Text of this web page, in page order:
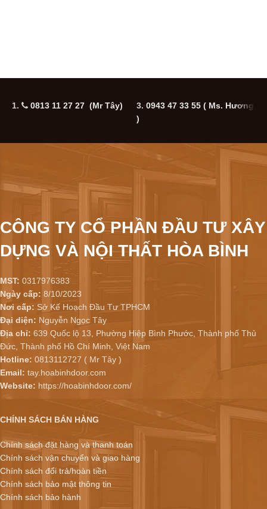
1. 0813 11 27 27 (Mr Tây) 3. 0943 47 33 55 ( Ms. Hương
)
CÔNG TY CỔ PHẦN ĐẦU TƯ XÂY
DỰNG VÀ NỘI THẤT HÒA BÌNH
MST: 0317976383
Ngày cấp: 8/10/2023
Nơi cấp: Sở Kế Hoạch Đầu Tư TPHCM
Đại diện: Nguyễn Ngọc Tây
Địa chỉ: 639 Quốc lộ 13, Phường Hiệp Bình Phước, Thành phố Thủ
Đức, Thành phố Hồ Chí Minh, Việt Nam
Hotline: 0813112727 ( Mr Tây )
Email: tay.hoabinhdoor.com
Website: https://hoabinhdoor.com/
CHÍNH SÁCH BÁN HÀNG
Chính sách đặt hàng và thanh toán
Chính sách vận chuyển và giao hàng
Chính sách đổi trả/hoàn tiền
Chính sách bảo mật thông tin
Chính sách bảo hành